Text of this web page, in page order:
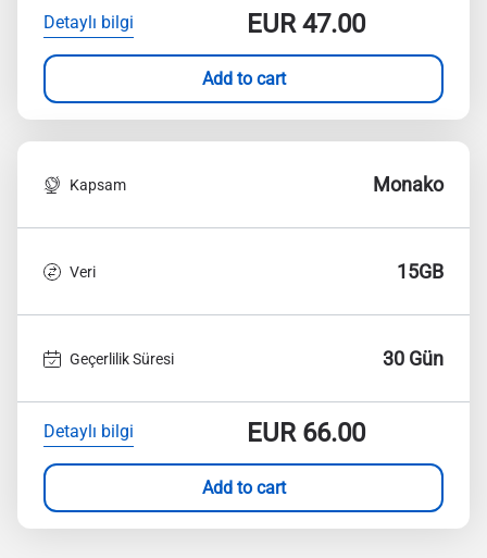
Detaylı bilgi EUR47.00
Add to cart
Kapsam Monako
Veri 15GB
Geçerlilik Süresi 30 Gün
Detaylı bilgi EUR66.00
Add to cart